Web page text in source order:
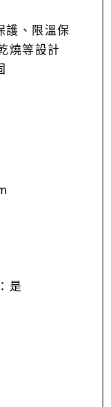
護、限溫保
燒等設計
是